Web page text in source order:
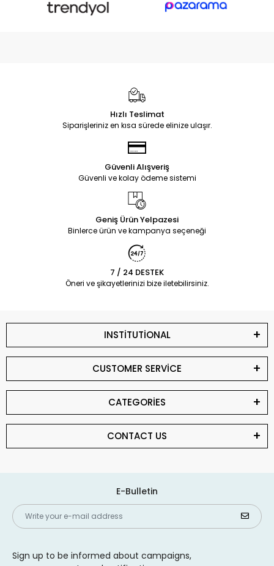
Hızlı Teslimat
Siparişleriniz en kısa sürede elinize ulaşır.
Güvenli Alışveriş
Güvenli ve kolay ödeme sistemi
Geniş Ürün Yelpazesi
Binlerce ürün ve kampanya seçeneği
7 / 24 DESTEK
Öneri ve şikayetlerinizi bize iletebilirsiniz.
INSTİTUTİONAL
CUSTOMER SERVİCE
CATEGORİES
CONTACT US
E-Bulletin
Sign up to be informed about campaigns,